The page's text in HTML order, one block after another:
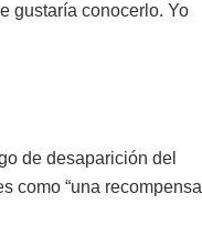
gustaría conocerlo. Yo
de desaparición del
como “una recompensa